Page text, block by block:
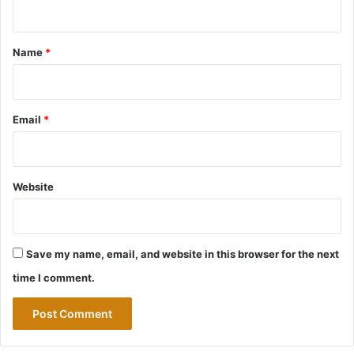
*
Name *
Email *
Website
Save my name, email, and website in this browser for the next
time I comment.